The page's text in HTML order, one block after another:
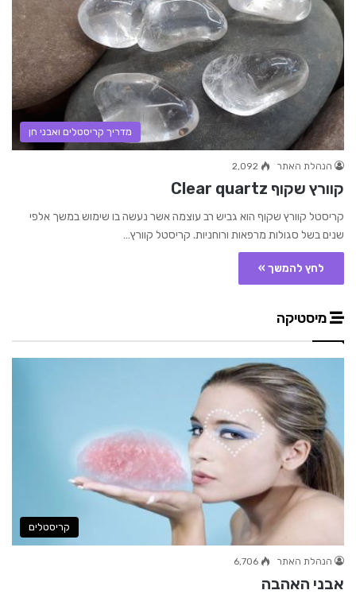
מדריך קריסטלים ואבני חן
הנהלת האתר 2,092
קוורץ שקוף Clear quartz
קריסטל קוורץ שקוף הוא גביש רב עוצמה אשר נעשה בו שימוש במשך אלפי
שנים בשל סגולות מרפאות ורוחניות. קריסטל קוורץ…
לחץ להמשך »
מיסטיקה
קריסטלים
הנהלת האתר 6,706
אבני האהבה